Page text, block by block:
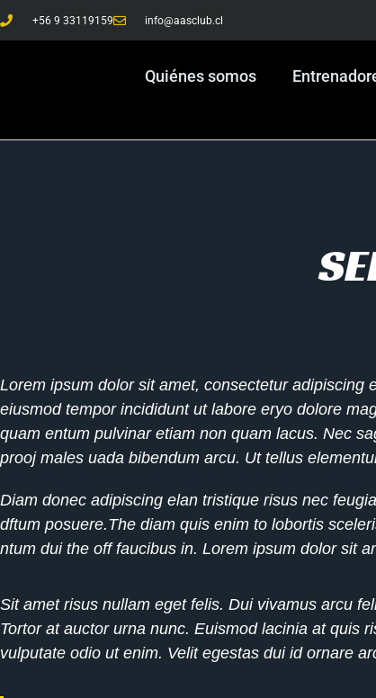
+56 9 33119159 info@aasclub.cl
Quiénes somos
Lorem ipsum dolor sit amet, consectetur adipiscing
eiusmod tempor incididunt ut labore eryo dolore
quam entum pulvinar etiam non quam lacus. Nec
prooj males uada bibendum arcu. Ut tellus
Diam donec adipiscing elan tristique risus nec
dftum posuere.The diam quis enim to lobortis
ntum dui the off faucibus in. Lorem ipsum dolor sit
Sit amet risus nullam eget felis. Dui vivamus arcu
Tortor at auctor urna nunc. Euismod lacinia at quis
vulputate odio ut enim. Velit egestas dui id ornare